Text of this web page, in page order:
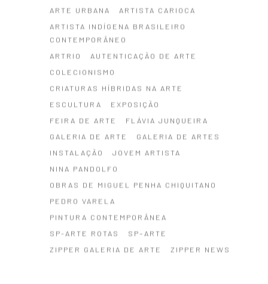
ARTE URBANA
ARTISTA CARIOCA
ARTISTA INDÍGENA BRASILEIRO
CONTEMPORÂNEO
ARTRIO
AUTENTICAÇÃO DE ARTE
COLECIONISMO
CRIATURAS HÍBRIDAS NA ARTE
ESCULTURA
EXPOSIÇÃO
FEIRA DE ARTE
FLÁVIA JUNQUEIRA
GALERIA DE ARTE
GALERIA DE ARTES
INSTALAÇÃO
JOVEM ARTISTA
NINA PANDOLFO
OBRAS DE MIGUEL PENHA CHIQUITANO
PEDRO VARELA
PINTURA CONTEMPORÂNEA
SP-ARTE ROTAS
SP–ARTE
ZIPPER GALERIA DE ARTE
ZIPPER NEWS